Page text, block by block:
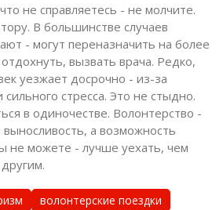
не справляетесь - не молчите.
В большинстве случаев
- могут переназначить на более
вызвать врача. Редко,
уезжает досрочно - из-за
стресса. Это не стыдно.
в одиночестве. Волонтерство -
а возможность
не можете - лучше уехать, чем
волонтерские поездки